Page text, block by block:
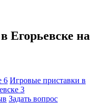
Егорьевске на
6 Игровые приставки в
3
Задать вопрос